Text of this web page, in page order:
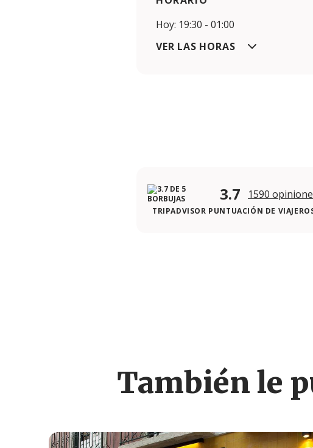
Hoy: 19:30 - 01:00
VER LAS HORAS
3.7 1590
TRIPADVISOR PUNTUACIÓN DE
También le